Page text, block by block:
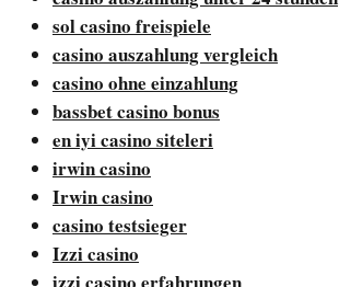
sol casino freispiele
casino auszahlung vergleich
casino ohne einzahlung
bassbet casino bonus
en iyi casino siteleri
irwin casino
Irwin casino
casino testsieger
Izzi casino